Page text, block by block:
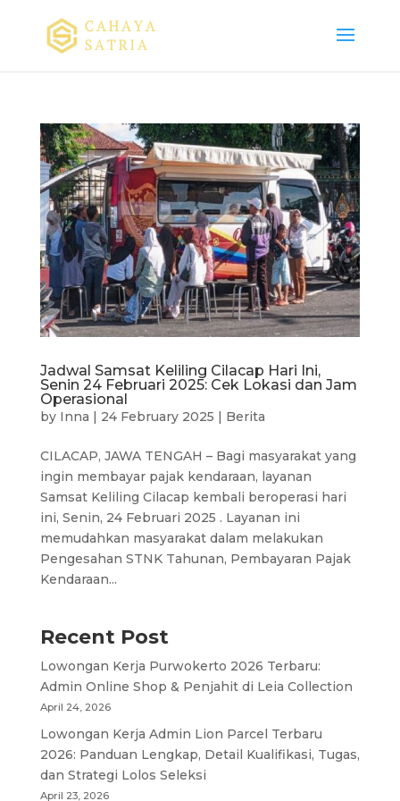
Jadwal Samsat Keliling Cilacap Hari Ini,
Senin 24 Februari 2025: Cek Lokasi dan Jam
Operasional
by Inna | 24 February 2025 | Berita
CILACAP, JAWA TENGAH – Bagi masyarakat yang
ingin membayar pajak kendaraan, layanan
Samsat Keliling Cilacap kembali beroperasi hari
ini, Senin, 24 Februari 2025 . Layanan ini
memudahkan masyarakat dalam melakukan
Pengesahan STNK Tahunan, Pembayaran Pajak
Kendaraan...
Recent Post
Lowongan Kerja Purwokerto 2026 Terbaru:
Admin Online Shop & Penjahit di Leia Collection
April 24, 2026
Lowongan Kerja Admin Lion Parcel Terbaru
2026: Panduan Lengkap, Detail Kualifikasi, Tugas,
dan Strategi Lolos Seleksi
April 23, 2026